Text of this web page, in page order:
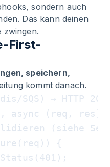
sondern auch
Das kann deinen
zwingen.
First-
speichern,
kommt danach.
async (req, res)
(siehe
{